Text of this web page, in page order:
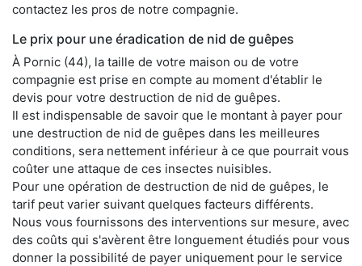
contactez les pros de notre compagnie.
Le prix pour une éradication de nid de guêpes
À Pornic (44), la taille de votre maison ou de votre
compagnie est prise en compte au moment d'établir le
devis pour votre destruction de nid de guêpes.
Il est indispensable de savoir que le montant à payer pour
une destruction de nid de guêpes dans les meilleures
conditions, sera nettement inférieur à ce que pourrait vous
coûter une attaque de ces insectes nuisibles.
Pour une opération de destruction de nid de guêpes, le
tarif peut varier suivant quelques facteurs différents.
Nous vous fournissons des interventions sur mesure, avec
des coûts qui s'avèrent être longuement étudiés pour vous
donner la possibilité de payer uniquement pour le service